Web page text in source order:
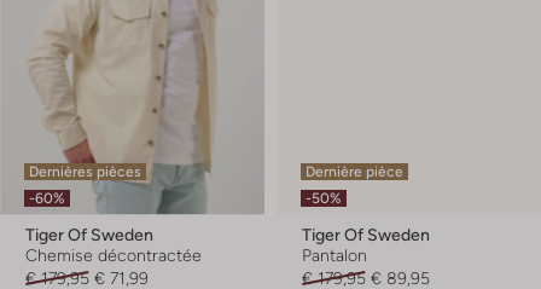
Dernières pièces
-60%
Tiger Of Sweden
Chemise décontractée
€ 179,95 € 71,99
Dernière pièce
-50%
Tiger Of Sweden
Pantalon
€ 179,95 € 89,95